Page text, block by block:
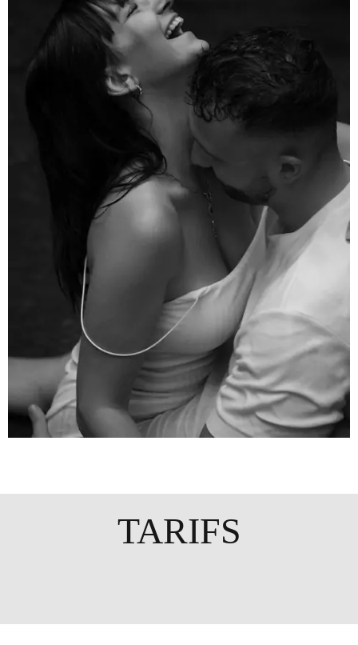
TARIFS